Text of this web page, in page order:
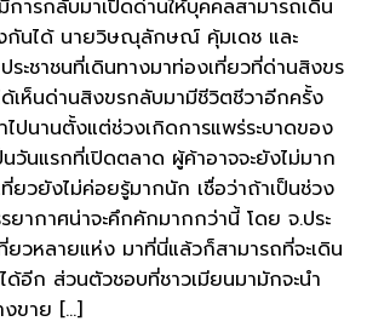
การกลับมาเปิดด่านให้บุคคลสามารถเดิน
งกันได้ นายวิษณุลักษณ์ คุ้มเดช และ
ระชาชนที่เดินทางมาท่องเที่ยวที่ด่านสิงขร
เห็นด่านสิงขรกลับมามีชีวิตชีวาอีกครั้ง
ไปนานตั้งแต่ช่วงเกิดการแพร่ระบาดของ
นวันแรกที่เปิดตลาด ผู้ค้าอาจจะยังไม่มาก
ยวยังไม่ค่อยรู้มากนัก เชื่อว่าถ้าเป็นช่วง
ยากาศน่าจะคึกคักมากกว่านี้ โดย จ.ประ
วหลายแห่ง มาที่นี่แล้วก็สามารถที่จะเดิน
ด้อีก ส่วนตัวชอบที่ชาวเมียนมามักจะนำ
งขาย […]